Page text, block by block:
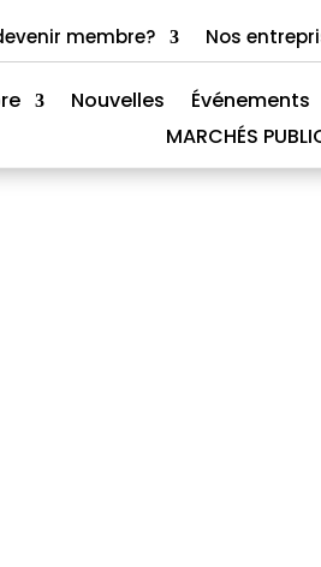
membre? Nos
Nouvelles Événements
MARCHÉS